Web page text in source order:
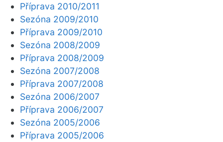
Příprava 2010/2011
Sezóna 2009/2010
Příprava 2009/2010
Sezóna 2008/2009
Příprava 2008/2009
Sezóna 2007/2008
Příprava 2007/2008
Sezóna 2006/2007
Příprava 2006/2007
Sezóna 2005/2006
Příprava 2005/2006